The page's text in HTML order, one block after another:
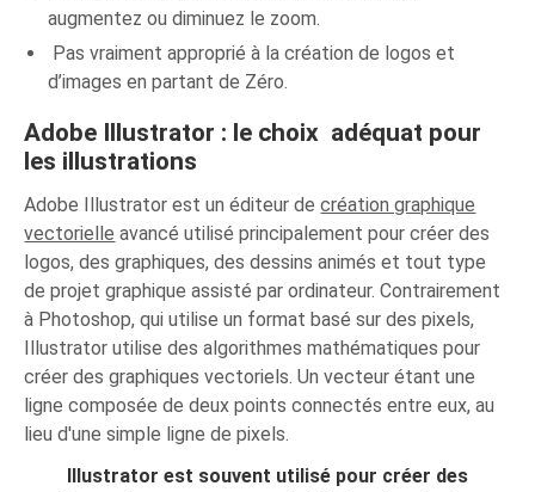
augmentez ou diminuez le zoom.
Pas vraiment approprié à la création de logos et
d’images en partant de Zéro.
Adobe Illustrator : le choix adéquat pour
les illustrations
Adobe Illustrator est un éditeur decréation graphique
vectorielle avancé utilisé principalement pour créer des
logos, des graphiques, des dessins animés et tout type
de projet graphique assisté par ordinateur. Contrairement
à Photoshop, qui utilise un format basé sur des pixels,
Illustrator utilise des algorithmes mathématiques pour
créer des graphiques vectoriels. Un vecteur étant une
ligne composée de deux points connectés entre eux, au
lieu d'une simple ligne de pixels.
Illustrator est souvent utilisé pour créer des